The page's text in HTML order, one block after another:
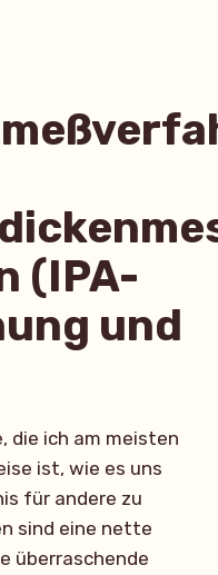
(IPA-
und
die ich am meisten
ist, wie es uns
für andere zu
sind eine nette
überraschende